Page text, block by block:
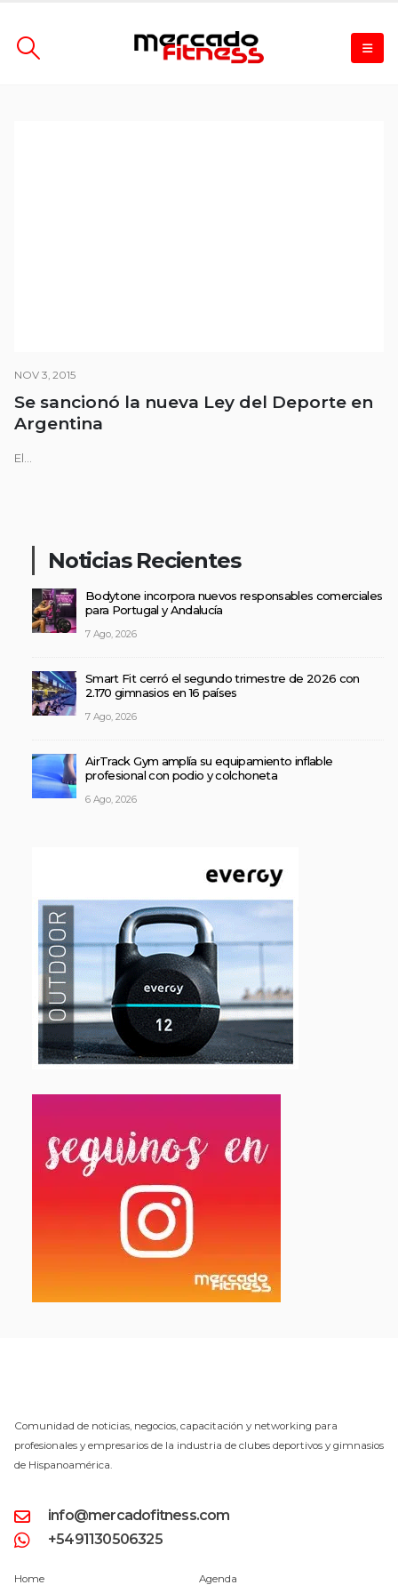
NOV 3, 2015
Se sancionó la nueva Ley del Deporte en
Argentina
El...
Noticias Recientes
Bodytone incorpora nuevos responsables comerciales
para Portugal y Andalucía
7 Ago, 2026
Smart Fit cerró el segundo trimestre de 2026 con
2.170 gimnasios en 16 países
7 Ago, 2026
AirTrack Gym amplía su equipamiento inflable
profesional con podio y colchoneta
6 Ago, 2026
Comunidad de noticias, negocios, capacitación y networking para
profesionales y empresarios de la industria de clubes deportivos y gimnasios
de Hispanoamérica.
info@mercadofitness.com
+5491130506325
Home Agenda